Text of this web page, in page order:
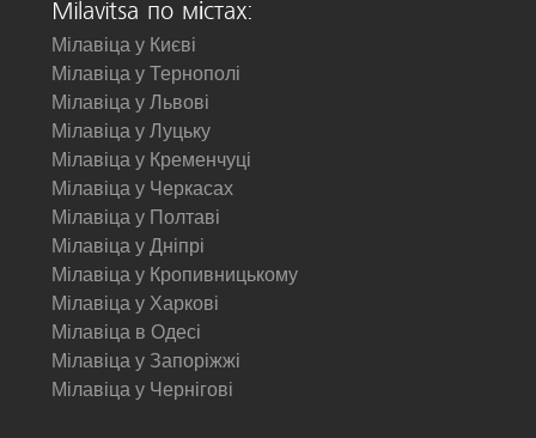
Milavitsa по містах:
Мілавіца у Києві
Мілавіца у Тернополі
Мілавіца у Львові
Мілавіца у Луцьку
Мілавіца у Кременчуці
Мілавіца у Черкасах
Мілавіца у Полтаві
Мілавіца у Дніпрі
Мілавіца у Кропивницькому
Мілавіца у Харкові
Мілавіца в Одесі
Мілавіца у Запоріжжі
Мілавіца у Чернігові